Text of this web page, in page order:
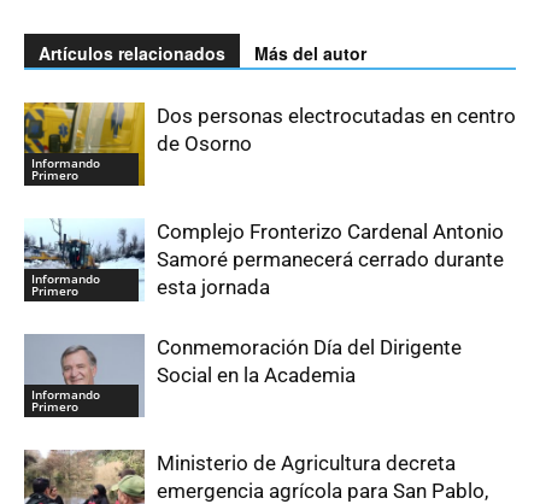
Artículos relacionados Más del autor
Informando
Primero
Dos personas electrocutadas en centro
de Osorno
Informando
Primero
Complejo Fronterizo Cardenal Antonio
Samoré permanecerá cerrado durante
esta jornada
Informando
Primero
Conmemoración Día del Dirigente
Social en la Academia
Ministerio de Agricultura decreta
emergencia agrícola para San Pablo,